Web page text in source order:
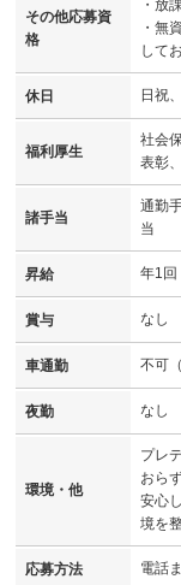
その他応募資
格
・放
・無
して
休日 日祝
福利厚生
社会
表彰
諸手当
通勤
当
昇給 年1回
賞与 なし
車通勤 不可
夜勤 なし
環境・他
プレ
おら
安心
境を
応募方法 電話